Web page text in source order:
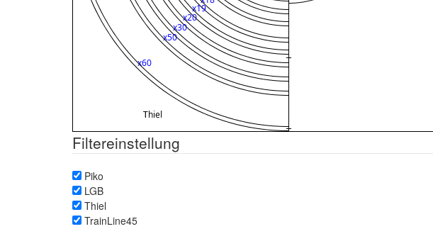
Filtereinstellung
Piko
LGB
Thiel
TrainLine45